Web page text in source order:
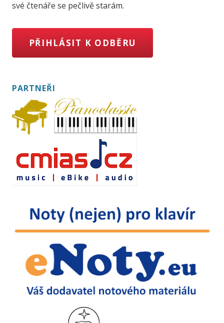
své čtenáře se pečlivě starám.
PŘIHLÁSIT K ODBĚRU
PARTNEŘI